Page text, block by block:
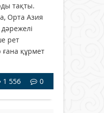
тақты.
Орта Азия
рет
ғана құрмет
1 556 0